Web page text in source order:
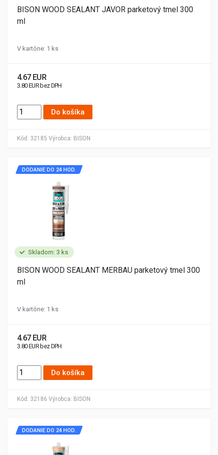
Kód: 32185 Výrobca: BISON
BISON WOOD SEALANT JAVOR parketový tmel 300
ml
V kartóne: 1 ks
4.67 EUR
3.80 EUR bez DPH
Do košíka
Skladom: 3 ks
Kód: 32186 Výrobca: BISON
DODANIE DO 24 HOD.
BISON WOOD SEALANT MERBAU parketový tmel 300
ml
V kartóne: 1 ks
4.67 EUR
3.80 EUR bez DPH
Do košíka
DODANIE DO 24 HOD.